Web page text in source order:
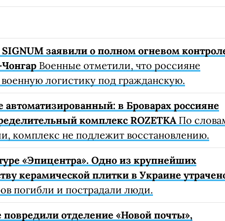
заявили о полном огневом
Военные отметили, что россияне
логистику под гражданскую.
в Броварах россияне
комплекс ROZETKAПо
комплекс не подлежит восстановлению.
«Эпицентра». Одно из крупнейших
керамической плитки в Украине
погибли и пострадали люди.
повредили отделение «Новой почты»,